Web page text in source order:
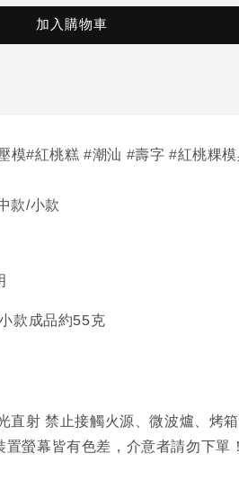
加入購物車
模#紅桃糕 #潮汕 #壽字 #紅桃粿
款/小款
款成品約55克
直射 禁止接觸火源、微波爐、烤箱
螢幕皆有色差，介意者請勿下單！